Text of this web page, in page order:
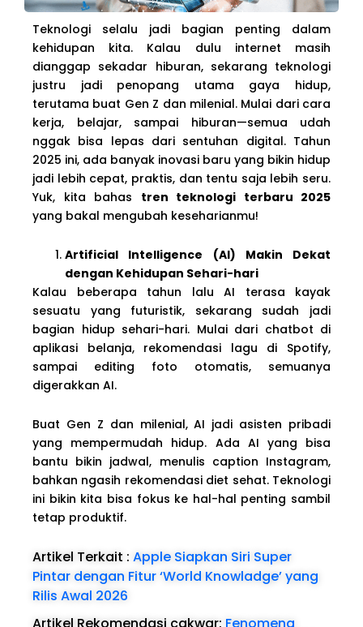
Teknologi selalu jadi bagian penting dalam
kehidupan kita. Kalau dulu internet masih
dianggap sekadar hiburan, sekarang teknologi
justru jadi penopang utama gaya hidup,
terutama buat Gen Z dan milenial. Mulai dari cara
kerja, belajar, sampai hiburan—semua udah
nggak bisa lepas dari sentuhan digital. Tahun
2025 ini, ada banyak inovasi baru yang bikin hidup
jadi lebih cepat, praktis, dan tentu saja lebih seru.
Yuk, kita bahas tren teknologi terbaru 2025
yang bakal mengubah keseharianmu!
Artificial Intelligence (AI) Makin Dekat
dengan Kehidupan Sehari-hari
Kalau beberapa tahun lalu AI terasa kayak
sesuatu yang futuristik, sekarang sudah jadi
bagian hidup sehari-hari. Mulai dari chatbot di
aplikasi belanja, rekomendasi lagu di Spotify,
sampai editing foto otomatis, semuanya
digerakkan AI.
Buat Gen Z dan milenial, AI jadi asisten pribadi
yang mempermudah hidup. Ada AI yang bisa
bantu bikin jadwal, menulis caption Instagram,
bahkan ngasih rekomendasi diet sehat. Teknologi
ini bikin kita bisa fokus ke hal-hal penting sambil
tetap produktif.
Artikel Terkait : Apple Siapkan Siri Super
Pintar dengan Fitur ‘World Knowladge’ yang
Rilis Awal 2026